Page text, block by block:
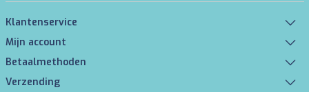
Klantenservice
Mijn account
Betaalmethoden
Verzending